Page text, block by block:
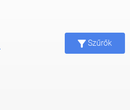
Szűrők